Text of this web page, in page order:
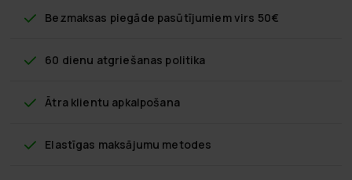
Bezmaksas piegāde pasūtījumiem virs 50€
60 dienu atgriešanas politika
Ātra klientu apkalpošana
Elastīgas maksājumu metodes